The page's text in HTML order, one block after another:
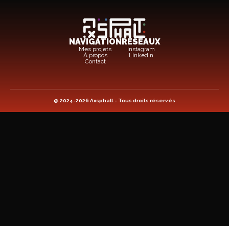
NAVIGATION
Mes projets
À propos
Contact
RÉSEAUX
Instagram
Linkedin
@ 2024-2026 Axsphalt - Tous droits réservés